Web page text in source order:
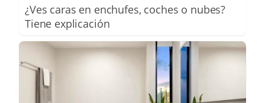
¿Ves caras en enchufes, coches o nubes?
Tiene explicación